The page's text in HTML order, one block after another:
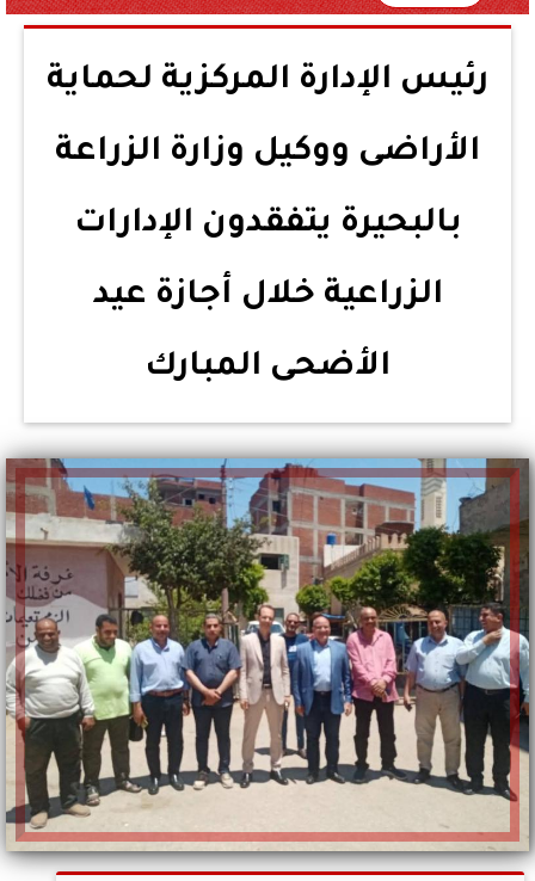
رئيس الإدارة المركزية لحماية
الأراضى ووكيل وزارة الزراعة
بالبحيرة يتفقدون الإدارات
الزراعية خلال أجازة عيد
الأضحى المبارك